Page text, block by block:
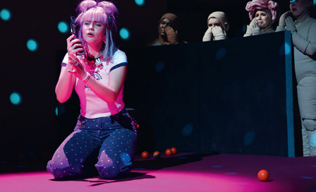
DOLLHOUSE